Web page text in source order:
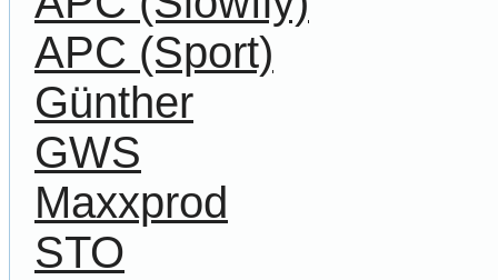
APC (Sport)
Günther
GWS
Maxxprod
STO